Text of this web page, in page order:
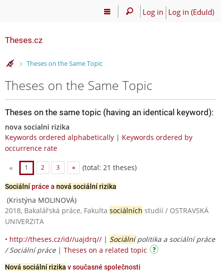
Log in Log in (EduId)
Theses.cz
>
Theses on the Same Topic
Theses on the Same Topic
Theses on the same topic (having an identical keyword):
nova socialni rizika
Keywords ordered alphabetically | Keywords ordered by
occurrence rate
« 1 2 3 » (total: 21 theses)
Sociálnípráce a nová sociální rizika
(Kristýna MOLINOVÁ)
2018, Bakalářská práce, Fakulta sociálních studií / OSTRAVSKÁ
UNIVERZITA
• http://theses.cz/id//uajdrq// | Sociálnípolitika a sociální práce
/ Sociální práce| Theses on a related topic
Nová sociální rizika v současné společnosti